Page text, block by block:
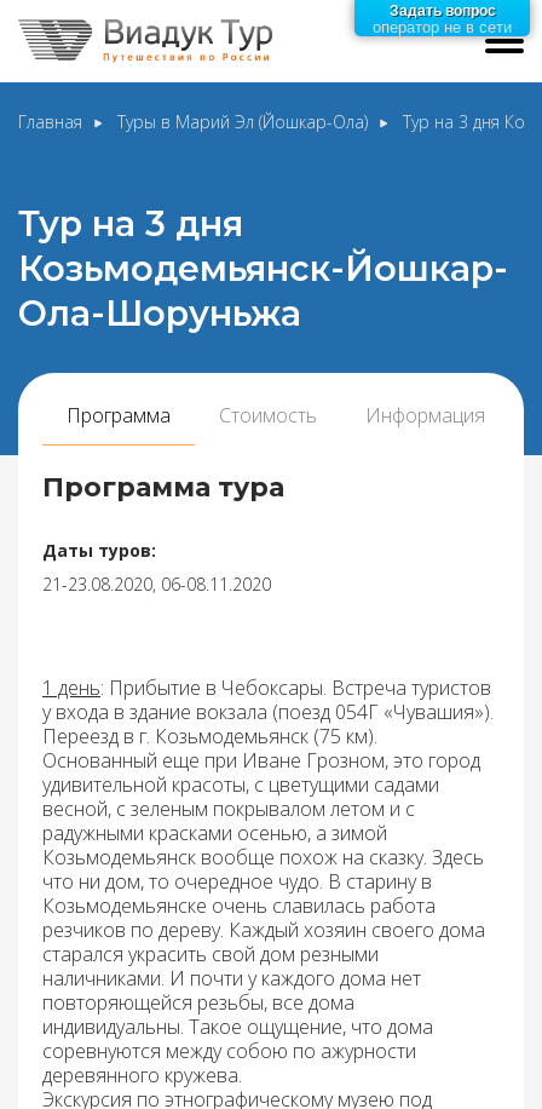
Главная Туры в Марий Эл (Йошкар-Ола) Тур на 3 дня
Тур на 3 дня
Козьмодемьянск-Йошкар-
Ола-Шоруньжа
Программа Стоимость Информация
Программа тура
Даты туров:
21-23.08.2020, 06-08.11.2020
1 день: Прибытие в Чебоксары. Встреча туристов
у входа в здание вокзала (поезд 054Г «Чувашия»).
Переезд в г. Козьмодемьянск (75 км).
Основанный еще при Иване Грозном, это город
удивительной красоты, с цветущими садами
весной, с зеленым покрывалом летом и с
радужными красками осенью, а зимой
Козьмодемьянск вообще похож на сказку. Здесь
что ни дом, то очередное чудо. В старину в
Козьмодемьянске очень славилась работа
резчиков по дереву. Каждый хозяин своего дома
старался украсить свой дом резными
наличниками. И почти у каждого дома нет
повторяющейся резьбы, все дома
индивидуальны. Такое ощущение, что дома
соревнуются между собою по ажурности
деревянного кружева.
Экскурсия по этнографическому музею под
Задать вопрос
оператор не в сети